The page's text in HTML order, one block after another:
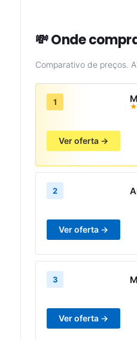
💸 Onde
Comparativo de preços.
1
Ver oferta →
2
Ver oferta →
3
Ver oferta →